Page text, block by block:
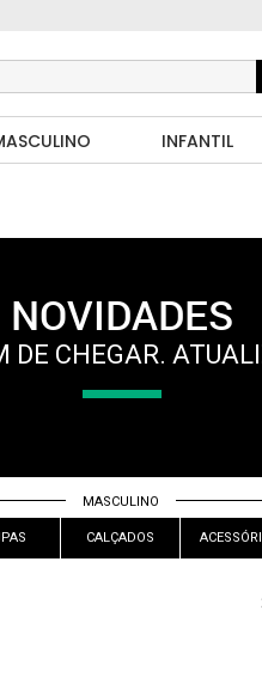
INFANTIL
NOVIDADES
DE CHEGAR.
MASCULINO
CALÇADOS